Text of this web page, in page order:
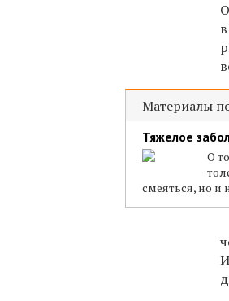
Материалы
Тяжелое
О
смеяться, но и